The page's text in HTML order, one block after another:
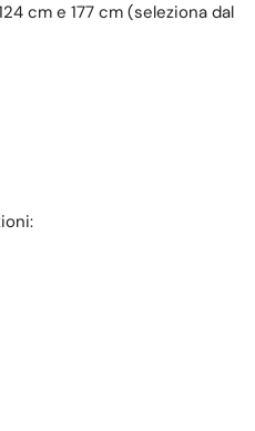
cm e 177 cm (seleziona dal